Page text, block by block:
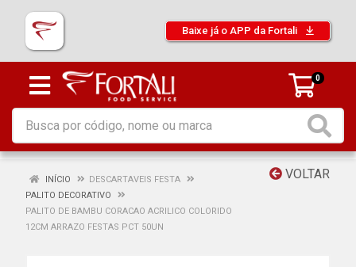
Baixe já o APP da Fortali
0
VOLTAR
INÍCIO
DESCARTAVEIS FESTA
PALITO DECORATIVO
PALITO DE BAMBU CORACAO ACRILICO COLORIDO
12CM ARRAZO FESTAS PCT 50UN